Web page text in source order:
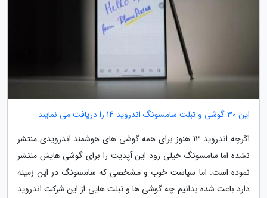
این 30 گوشی و تبلت سامسونگ اندروید 14 را دریافت می نمایند
اگرچه اندروید 13 هنوز برای همه گوشی های هوشمند اندرویدی منتشر
نشده اما سامسونگ خیلی زود این آپدیت را برای گوشی هایش منتشر
نموده است. اما سیاست خوب و مشخصی که سامسونگ در این زمینه
دارد باعث شده بدانیم چه گوشی ها و تبلت هایی از این شرکت اندروید